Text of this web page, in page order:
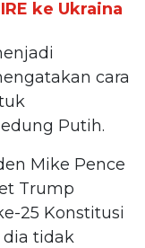
ke Ukraina
cara
Putih.
Mike Pence
Trump
25 Konstitusi
dia tidak